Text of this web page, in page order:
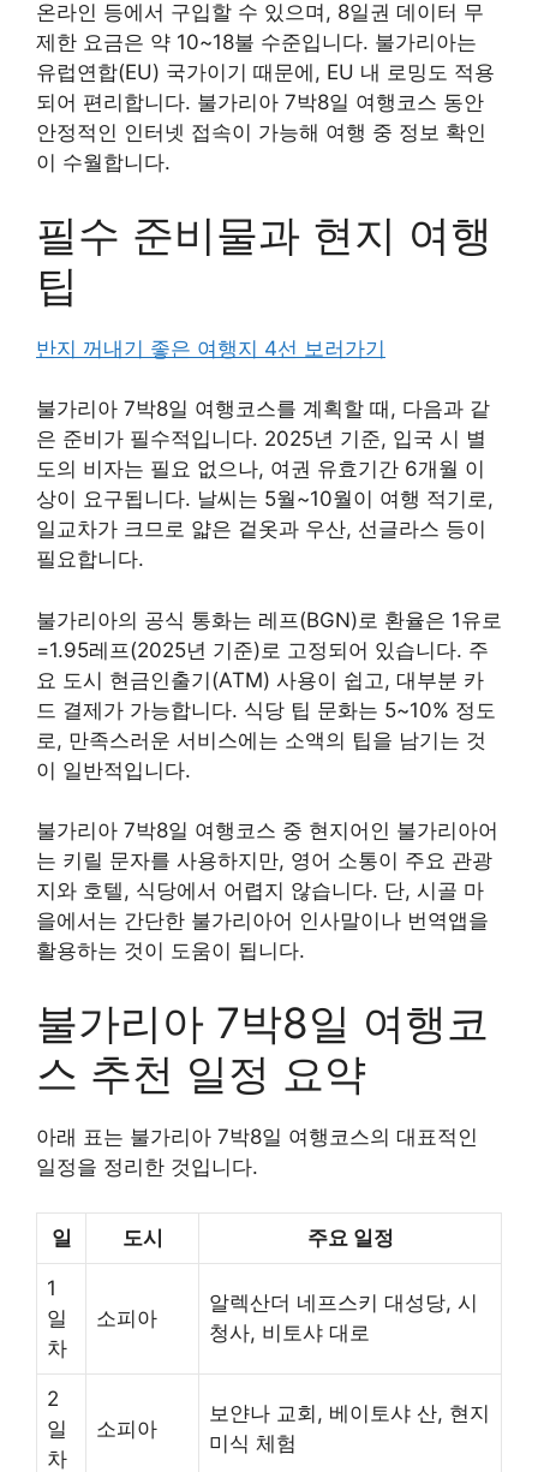
온라인 등에서 구입할 수 있으며, 8일권 데이터 무
제한 요금은 약 10~18불 수준입니다. 불가리아는
유럽연합(EU) 국가이기 때문에, EU 내 로밍도 적용
되어 편리합니다. 불가리아 7박8일 여행코스 동안
안정적인 인터넷 접속이 가능해 여행 중 정보 확인
이 수월합니다.
필수 준비물과 현지 여행
팁
반지 꺼내기 좋은 여행지 4선 보러가기
불가리아 7박8일 여행코스를 계획할 때, 다음과 같
은 준비가 필수적입니다. 2025년 기준, 입국 시 별
도의 비자는 필요 없으나, 여권 유효기간 6개월 이
상이 요구됩니다. 날씨는 5월~10월이 여행 적기로,
일교차가 크므로 얇은 겉옷과 우산, 선글라스 등이
필요합니다.
불가리아의 공식 통화는 레프(BGN)로 환율은 1유로
=1.95레프(2025년 기준)로 고정되어 있습니다. 주
요 도시 현금인출기(ATM) 사용이 쉽고, 대부분 카
드 결제가 가능합니다. 식당 팁 문화는 5~10% 정도
로, 만족스러운 서비스에는 소액의 팁을 남기는 것
이 일반적입니다.
불가리아 7박8일 여행코스 중 현지어인 불가리아어
는 키릴 문자를 사용하지만, 영어 소통이 주요 관광
지와 호텔, 식당에서 어렵지 않습니다. 단, 시골 마
을에서는 간단한 불가리아어 인사말이나 번역앱을
활용하는 것이 도움이 됩니다.
불가리아 7박8일 여행코
스 추천 일정 요약
아래 표는 불가리아 7박8일 여행코스의 대표적인
일정을 정리한 것입니다.
일 도시 주요 일정
1
일
차
소피아
알렉산더 네프스키 대성당, 시
청사, 비토샤 대로
2
일
차
소피아
보얀나 교회, 베이토샤 산, 현지
미식 체험